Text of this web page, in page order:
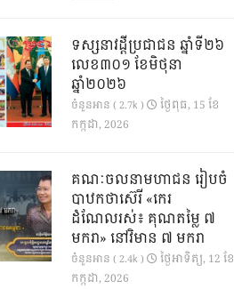
ទស្សនាវដ្ដីប្រជាជន ឆ្នាំទី២៦
លេខ៣០១ ខែមិថុនា
ឆ្នាំ២០២៦
ចំនួនអាន ( 2.7k )
ថ្ងៃ​ពុធ, 15 ខែ​
កក្កដា, 2026
គណៈចលនាមហាជន រៀបចំ
បាឋកថាស៊េរី «កេរ
ដំណែលរស់៖ គុណតម្លៃ ៧
មករា» នៅវិមាន ៧ មករា
ចំនួនអាន ( 2.4k )
ថ្ងៃ​អាទិត្យ, 12 ខែ​
កក្កដា, 2026